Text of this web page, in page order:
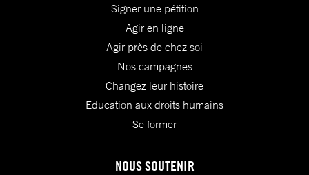
Signer une pétition
Agir en ligne
Agir près de chez soi
Nos campagnes
Changez leur histoire
Education aux droits humains
Se former
NOUS SOUTENIR